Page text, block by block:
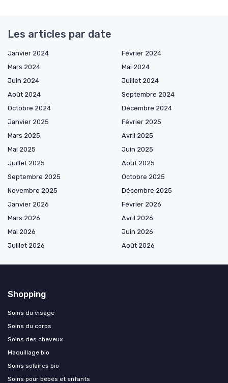
Les articles par date
Janvier 2024
Février 2024
Mars 2024
Mai 2024
Juin 2024
Juillet 2024
Août 2024
Septembre 2024
Octobre 2024
Décembre 2024
Janvier 2025
Février 2025
Mars 2025
Avril 2025
Mai 2025
Juin 2025
Juillet 2025
Août 2025
Septembre 2025
Octobre 2025
Novembre 2025
Décembre 2025
Janvier 2026
Février 2026
Mars 2026
Avril 2026
Mai 2026
Juin 2026
Juillet 2026
Août 2026
Shopping
Soins du visage
Soins du corps
Soins des cheveux
Maquillage bio
Soins solaires bio
Soins pour bébés et enfants